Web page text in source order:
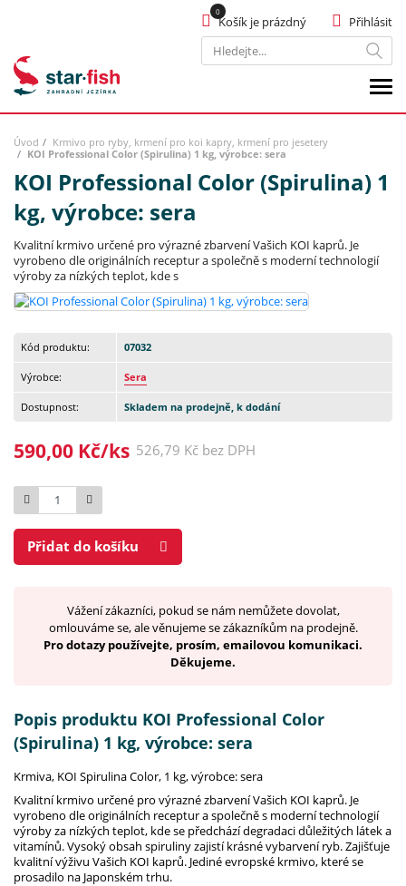
Hledat
Přihlásit
Košík je prázdný
Úvod
Krmivo pro ryby, krmení pro koi kapry, krmení pro jesetery
KOI Professional Color (Spirulina) 1 kg, výrobce: sera
KOI Professional Color (Spirulina) 1
kg, výrobce: sera
Kvalitní krmivo určené pro výrazné zbarvení Vašich KOI kaprů. Je
vyrobeno dle originálních receptur a společně s moderní technologií
výroby za nízkých teplot, kde s
Kód produktu: 07032
Výrobce: Sera
Dostupnost: Skladem na prodejně, k dodání
590,00 Kč/ks 526,79 Kč bez DPH
Počet
Přidat do košíku
Vážení zákazníci, pokud se nám nemůžete dovolat,
omlouváme se, ale věnujeme se zákazníkům na prodejně.
Pro dotazy používejte, prosím, emailovou komunikaci.
Děkujeme.
Popis produktu KOI Professional Color
(Spirulina) 1 kg, výrobce: sera
Krmiva, KOI Spirulina Color, 1 kg, výrobce: sera
Kvalitní krmivo určené pro výrazné zbarvení Vašich KOI kaprů. Je
vyrobeno dle originálních receptur a společně s moderní technologií
výroby za nízkých teplot, kde se předchází degradaci důležitých látek a
vitamínů. Vysoký obsah spiruliny zajistí krásné vybarvení ryb. Zajišťuje
kvalitní výživu Vašich KOI kaprů. Jediné evropské krmivo, které se
prosadilo na Japonském trhu.